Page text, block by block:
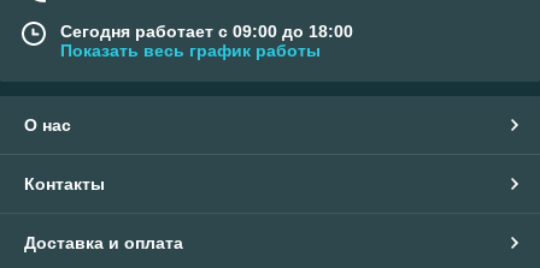
Сегодня работает с 09:00 до 18:00
Показать весь график работы
О нас
Контакты
Доставка и оплата